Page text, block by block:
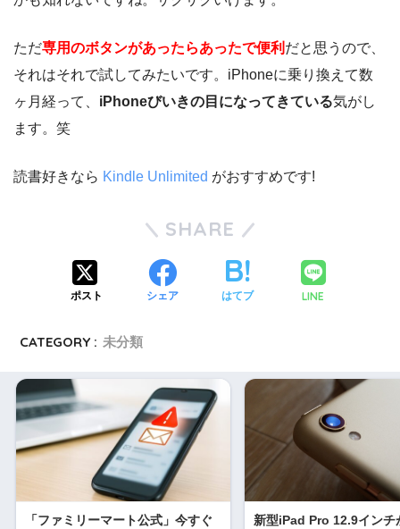
ただ専用のボタンがあったらあったで便利 だと思うので、
それはそれで試してみたいです。iPhoneに乗り換えて数
ヶ月経って、 iPhoneびいきの目になってきている気がし
ます。笑
読書好きなら Kindle Unlimited がおすすめです!
SHARE
ポスト シェア はてブ LINE
CATEGORY : 未分類
「ファミリーマート公式」今すぐ
新型iPad Pro 12.9インチ